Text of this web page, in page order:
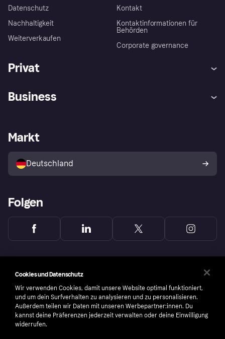
Datenschutz
Nachhaltigkeit
Weiterverkaufen
Kontakt
Kontaktinformationen für
Behörden
Corporate governance
Privat
Klarna App
Shops entdecken
Käuferschutzrichtlinie
Dein Widerrufsrecht
Business
Händlerportal
Markt
Deutschland
Folgen
Cookies und Datenschutz
Wir verwenden Cookies, damit unsere Website optimal funktioniert,
und um dein Surfverhalten zu analysieren und zu personalisieren.
Außerdem teilen wir Daten mit unseren Werbepartner:innen. Du
kannst deine Präferenzen jederzeit verwalten oder deine Einwilligung
widerrufen.